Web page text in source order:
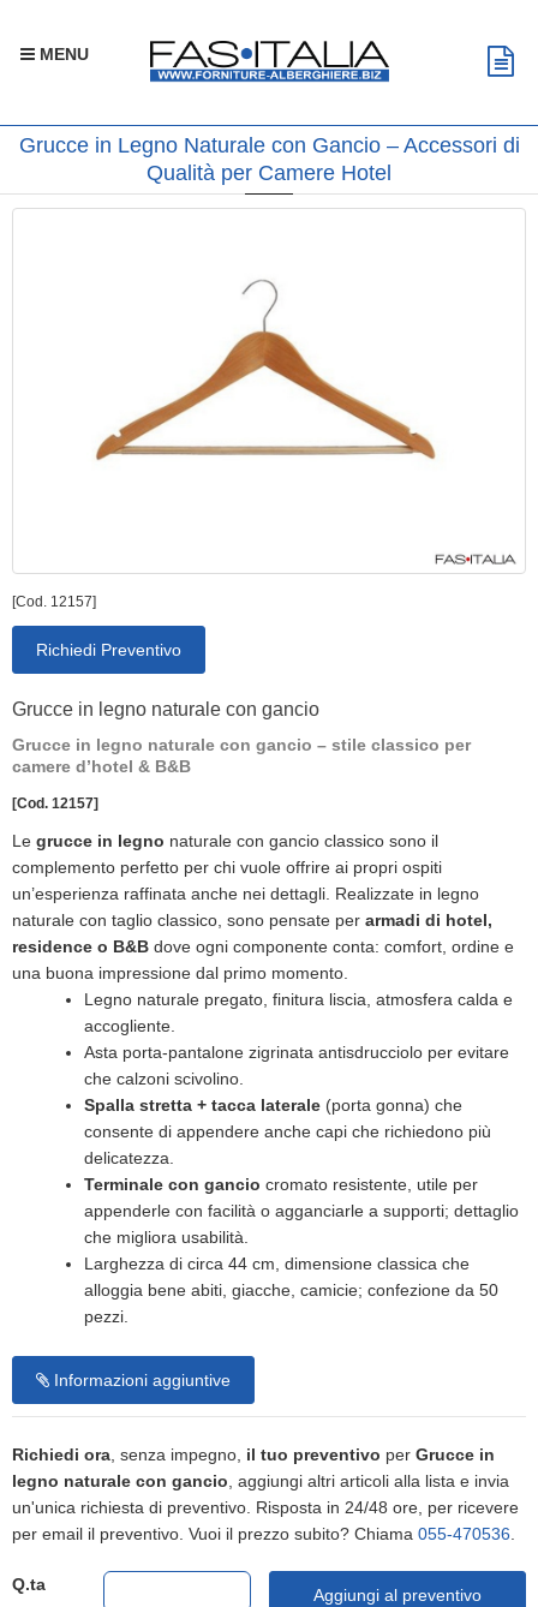
MENU
Grucce in Legno Naturale con Gancio – Accessori di
Qualità per Camere Hotel
[Cod. 12157]
Richiedi Preventivo
Grucce in legno naturale con gancio
Grucce in legno naturale con gancio – stile classico per
camere d’hotel & B&B
[Cod. 12157]
Le grucce in legno naturale con gancio classico sono il
complemento perfetto per chi vuole offrire ai propri ospiti
un’esperienza raffinata anche nei dettagli. Realizzate in legno
naturale con taglio classico, sono pensate per armadi di hotel,
residence o B&B dove ogni componente conta: comfort, ordine e
una buona impressione dal primo momento.
Legno naturale pregato, finitura liscia, atmosfera calda e
accogliente.
Asta porta-pantalone zigrinata antisdrucciolo per evitare
che calzoni scivolino.
Spalla stretta + tacca laterale (porta gonna) che
consente di appendere anche capi che richiedono più
delicatezza.
Terminale con gancio cromato resistente, utile per
appenderle con facilità o agganciarle a supporti; dettaglio
che migliora usabilità.
Larghezza di circa 44 cm, dimensione classica che
alloggia bene abiti, giacche, camicie; confezione da 50
pezzi.
Informazioni aggiuntive
Richiedi ora, senza impegno, il tuo preventivo per Grucce in
legno naturale con gancio, aggiungi altri articoli alla lista e invia
un'unica richiesta di preventivo. Risposta in 24/48 ore, per ricevere
per email il preventivo. Vuoi il prezzo subito? Chiama 055-470536.
Q.ta
Aggiungi al preventivo